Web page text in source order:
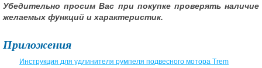
Убедительно просим Вас при покупке проверять наличие
желаемых функций и характеристик.
Приложения
Инструкция для удлинителя румпеля подвесного мотора Trem